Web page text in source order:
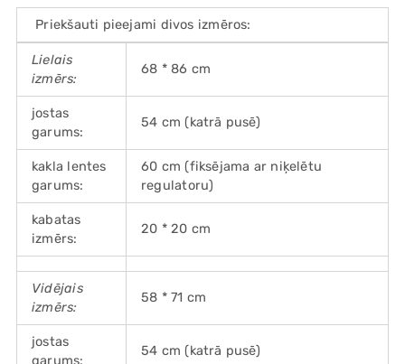
Priekšauti pieejami divos izmēros:
Lielais
izmērs:
68 * 86 cm
jostas
garums:
54 cm (katrā pusē)
kakla lentes
garums:
60 cm (fiksējama ar niķelētu
regulatoru)
kabatas
izmērs:
20 * 20 cm
Vidējais
izmērs:
58 * 71 cm
jostas
garums:
54 cm (katrā pusē)